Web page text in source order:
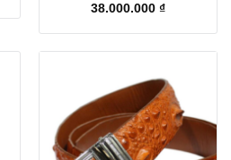
38.000.000 ₫